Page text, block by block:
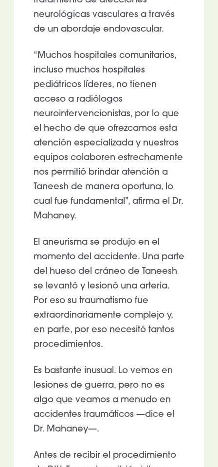
neurológicas vasculares a través
de un abordaje endovascular.
“Muchos hospitales comunitarios,
incluso muchos hospitales
pediátricos líderes, no tienen
acceso a radiólogos
neurointervencionistas, por lo que
el hecho de que ofrezcamos esta
atención especializada y nuestros
equipos colaboren estrechamente
nos permitió brindar atención a
Taneesh de manera oportuna, lo
cual fue fundamental”, afirma el Dr.
Mahaney.
El aneurisma se produjo en el
momento del accidente. Una parte
del hueso del cráneo de Taneesh
se levantó y lesionó una arteria.
Por eso su traumatismo fue
extraordinariamente complejo y,
en parte, por eso necesitó tantos
procedimientos.
Es bastante inusual. Lo vemos en
lesiones de guerra, pero no es
algo que veamos a menudo en
accidentes traumáticos —dice el
Dr. Mahaney—.
Antes de recibir el procedimiento